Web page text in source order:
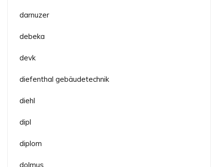
darnuzer
debeka
devk
diefenthal gebäudetechnik
diehl
dipl
diplom
dolmus